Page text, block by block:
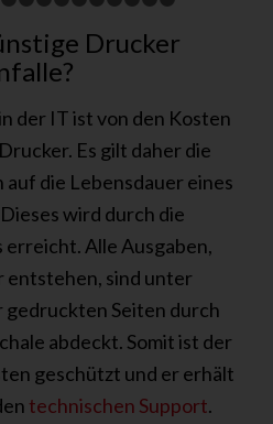
10
Drucker
der IT ist von den Kosten
Es gilt daher die
auf die Lebensdauer eines
wird durch die
Alle Ausgaben,
entstehen, sind unter
Seiten durch
abdeckt. Somit ist der
geschützt und er erhält
technischen Support.